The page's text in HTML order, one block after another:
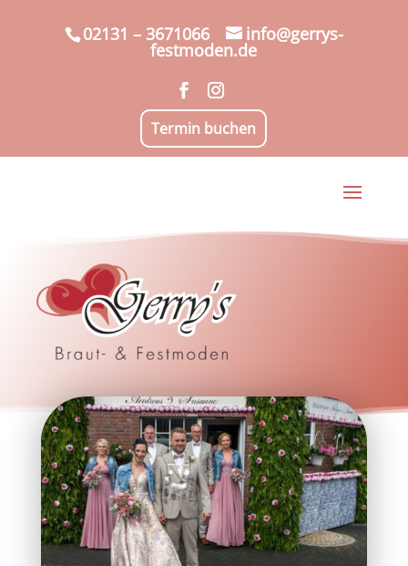
02131 – 3671066 info@gerrys-
festmoden.de
Termin buchen